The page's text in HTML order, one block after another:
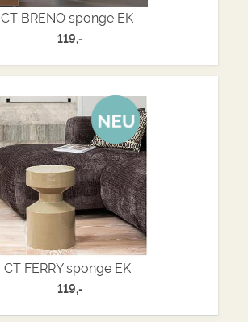
CT BRENO sponge EK
119,-
CT FERRY sponge EK
119,-